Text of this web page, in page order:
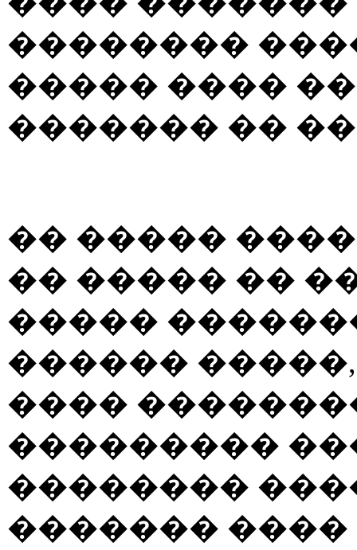
��������
����� ����
������� ��
�� �����
�� ����� ��
�����
������
����
���������
��������
�������